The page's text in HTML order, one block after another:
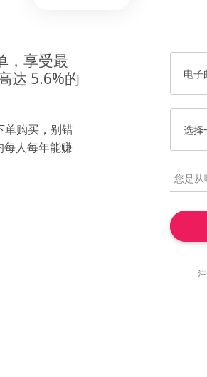
，享受最
达 5.6%的
单购买，别错
每人每年能赚
电子
选择